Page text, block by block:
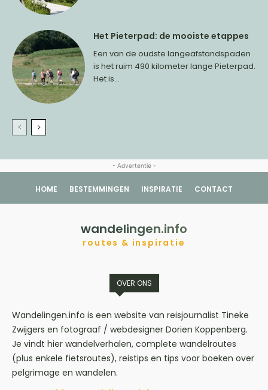
Het Pieterpad: de mooiste etappes
Een van de oudste langeafstandspaden
is het ruim 490 kilometer lange Pieterpad.
Het is...
- Advertentie -
HOME BESTEMMINGEN INSPIRATIE CONTACT
wandelingen.info
routes & inspiratie
OVER ONS
Wandelingen.info is een website van reisjournalist Tineke
Zwijgers en fotograaf / webdesigner Dorien Koppenberg.
Je vindt hier wandelverhalen, complete wandelroutes
(plus enkele fietsroutes), reistips en tips voor boeken over
pelgrimage en wandelen.